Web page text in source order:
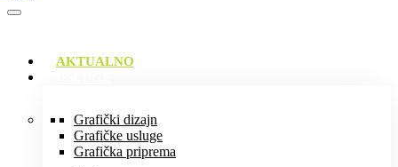
AKTUALNO
Grafički dizajn
Grafičke usluge
Grafička priprema